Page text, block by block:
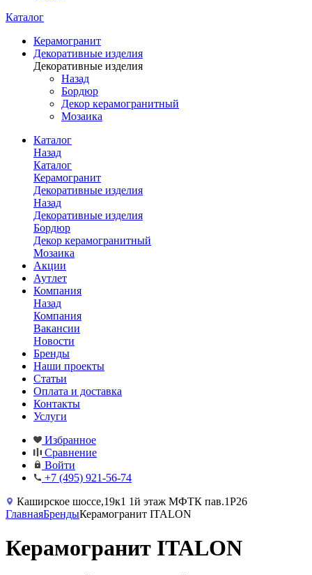
Каталог
Керамогранит
Декоративные изделия
Декоративные изделия
Назад
Бордюр
Декор керамогранитный
Мозаика
Каталог
Назад
Каталог
Керамогранит
Декоративные изделия
Назад
Декоративные изделия
Бордюр
Декор керамогранитный
Мозаика
Акции
Аутлет
Компания
Назад
Компания
Вакансии
Новости
Бренды
Наши проекты
Статьи
Оплата и доставка
Контакты
Услуги
Избранное
Сравнение
Войти
+7 (495) 921-56-74
Каширское шоссе,19к1 1й этаж МФТК пав.1Р26
ГлавнаяБрендыКерамогранит ITALON
Керамогранит ITALON